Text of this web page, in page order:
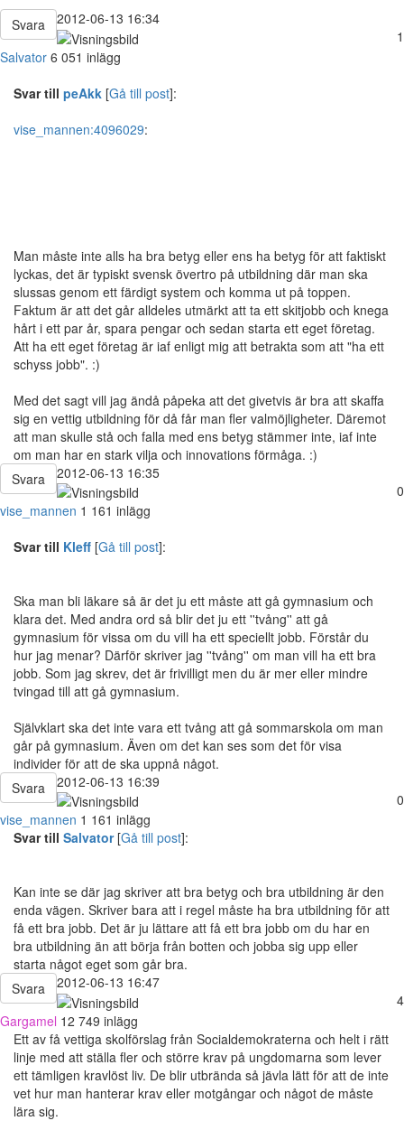
Svara
2012-06-13 16:34
1
Salvator 6 051 inlägg
Svar till peAkk [Gå till post]:
vise_mannen:4096029:
Man måste inte alls ha bra betyg eller ens ha betyg för att faktiskt
lyckas, det är typiskt svensk övertro på utbildning där man ska
slussas genom ett färdigt system och komma ut på toppen.
Faktum är att det går alldeles utmärkt att ta ett skitjobb och knega
hårt i ett par år, spara pengar och sedan starta ett eget företag.
Att ha ett eget företag är iaf enligt mig att betrakta som att "ha ett
schyss jobb". :)
Med det sagt vill jag ändå påpeka att det givetvis är bra att skaffa
sig en vettig utbildning för då får man fler valmöjligheter. Däremot
att man skulle stå och falla med ens betyg stämmer inte, iaf inte
om man har en stark vilja och innovations förmåga. :)
Svara
2012-06-13 16:35
0
vise_mannen 1 161 inlägg
Svar till Kleff [Gå till post]:
Ska man bli läkare så är det ju ett måste att gå gymnasium och
klara det. Med andra ord så blir det ju ett ''tvång'' att gå
gymnasium för vissa om du vill ha ett speciellt jobb. Förstår du
hur jag menar? Därför skriver jag ''tvång'' om man vill ha ett bra
jobb. Som jag skrev, det är frivilligt men du är mer eller mindre
tvingad till att gå gymnasium.
Självklart ska det inte vara ett tvång att gå sommarskola om man
går på gymnasium. Även om det kan ses som det för visa
individer för att de ska uppnå något.
Svara
2012-06-13 16:39
0
vise_mannen 1 161 inlägg
Svar till Salvator[Gå till post]:
Kan inte se där jag skriver att bra betyg och bra utbildning är den
enda vägen. Skriver bara att i regel måste ha bra utbildning för att
få ett bra jobb. Det är ju lättare att få ett bra jobb om du har en
bra utbildning än att börja från botten och jobba sig upp eller
starta något eget som går bra.
Svara
2012-06-13 16:47
4
Gargamel 12 749 inlägg
Ett av få vettiga skolförslag från Socialdemokraterna och helt i rätt
linje med att ställa fler och större krav på ungdomarna som lever
ett tämligen kravlöst liv. De blir utbrända så jävla lätt för att de inte
vet hur man hanterar krav eller motgångar och något de måste
lära sig.